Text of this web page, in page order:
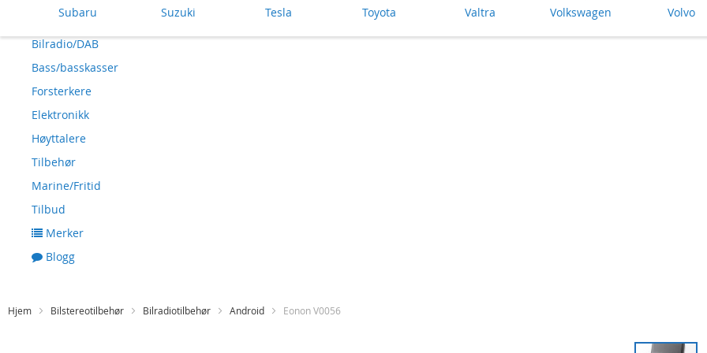
Subaru Suzuki Tesla Toyota Valtra Volkswagen Volvo
Bilradio/DAB
Bass/basskasser
Forsterkere
Elektronikk
Høyttalere
Tilbehør
Marine/Fritid
Tilbud
Merker
Blogg
Hjem Bilstereotilbehør Bilradiotilbehør Android Eonon V0056
Skip